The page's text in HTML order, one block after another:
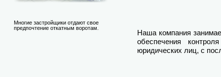
Многие застройщики отдают свое
предпочтение откатным воротам.
Наша компания
обеспечения
юридических лиц, с